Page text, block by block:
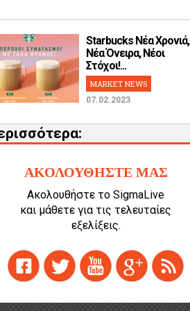
Starbucks Νέα Χρονιά,
Νέα Όνειρα, Νέοι
Στόχοι!...
MARKET NEWS
07.02.2023
ΑΚΟΛΟΥΘΗΣΤΕ ΜΑΣ
Ακολουθήστε το SigmaLive
και μάθετε για τις τελευταίες
εξελίξεις.